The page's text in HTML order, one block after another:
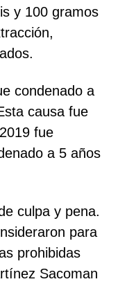
y 100 gramos
condenado a
causa fue
fue
a 5 años
culpa y pena.
para
prohibidas
Sacoman